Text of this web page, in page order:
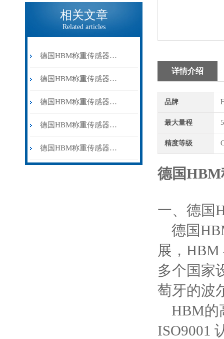
相关文章
Related articles
德国HBM称重传感器在料斗秤中的安装与调试说明
德国HBM称重传感器如何选型
德国HBM称重传感器通常由哪几个部分组成？
德国HBM称重传感器的使用方法需要注意些什么
德国HBM称重传感器的安装注意事项有哪些
详情介绍
品牌
最大量程
精度等级
德国
一、德国
德国
展，HBM
多个国家
萄牙的波
HBM的
ISO9001